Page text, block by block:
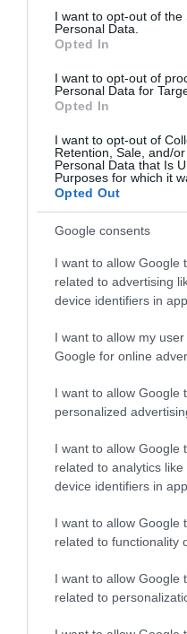
consent section.
I want to opt-out of the
Personal Data.
Opted In
I want to opt-out of
Personal Data for
Opted In
I want to opt-out of
Retention, Sale, and/
Personal Data that Is
Purposes for which it
Opted Out
Google consents
I want to allow Google
related to advertising
device identifiers in
I want to allow my
Google for online
I want to allow Google
personalized
I want to allow Google
related to analytics
device identifiers in
I want to allow Google
related to functionality
I want to allow Google
related to
Έκπληκτη, η κοινή
με τα…
ΠΑΥΛΟΣ ΜΑΡΙΝΑΚΗΣ: